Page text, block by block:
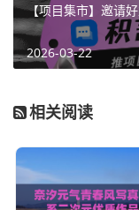
【项目集市】邀请
2026-03-22
相关阅读